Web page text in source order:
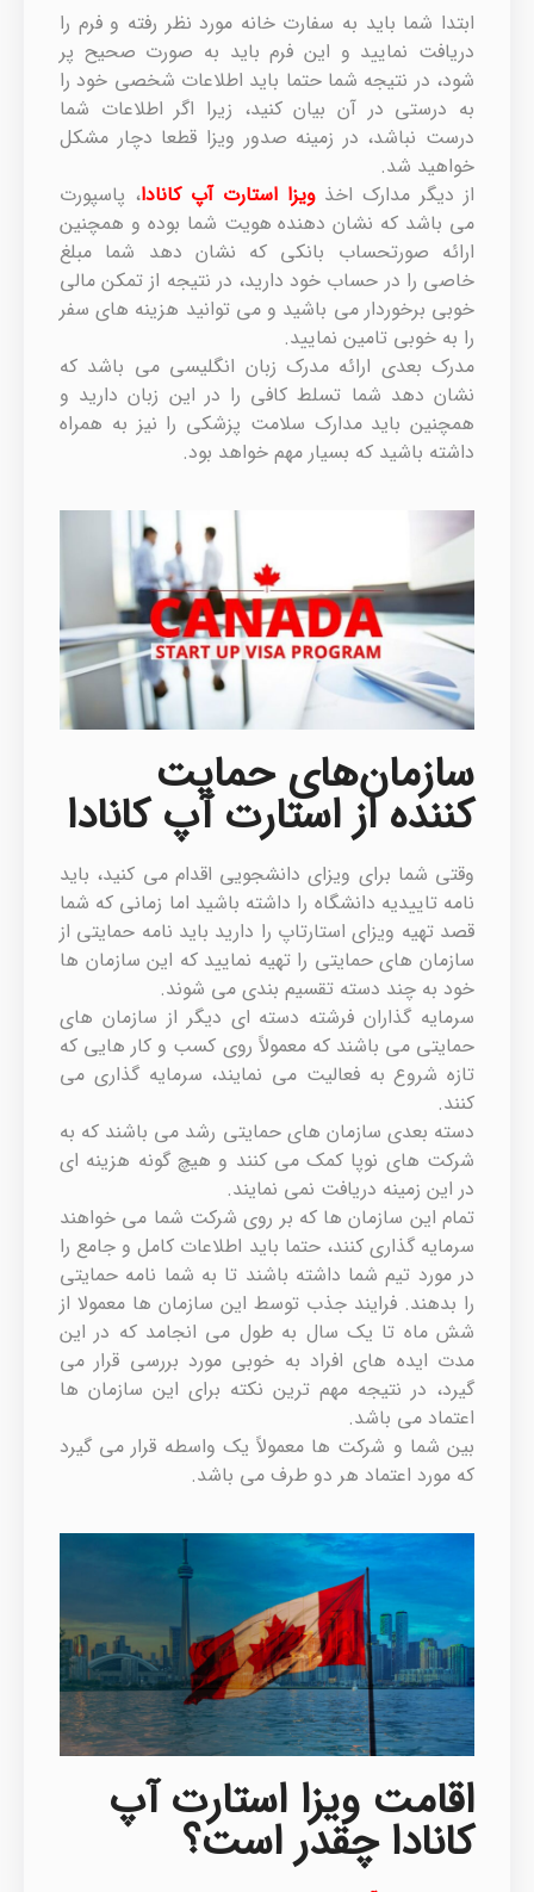
ابتدا شما باید به سفارت خانه مورد نظر رفته و فرم را
دریافت نمایید و این فرم باید به صورت صحیح پر
شود، در نتیجه شما حتما باید اطلاعات شخصی خود را
به درستی در آن بیان کنید، زیرا اگر اطلاعات شما
درست نباشد، در زمینه صدور ویزا قطعا دچار مشکل
خواهید شد.
از دیگر مدارک اخذ ویزا استارت آپ کانادا، پاسپورت
می باشد که نشان دهنده هویت شما بوده و همچنین
ارائه صورتحساب بانکی که نشان دهد شما مبلغ
خاصی را در حساب خود دارید، در نتیجه از تمکن مالی
خوبی برخوردار می باشید و می توانید هزینه های سفر
را به خوبی تامین نمایید.
مدرک بعدی ارائه مدرک زبان انگلیسی می باشد که
نشان دهد شما تسلط کافی را در این زبان دارید و
همچنین باید مدارک سلامت پزشکی را نیز به همراه
داشته باشید که بسیار مهم خواهد بود.
سازمان‌های حمایت‌
کننده از استارت آپ کانادا
وقتی شما برای ویزای دانشجویی اقدام می کنید، باید
نامه تاییدیه دانشگاه را داشته باشید اما زمانی که شما
قصد تهیه ویزای استارتاپ را دارید باید نامه حمایتی از
سازمان های حمایتی را تهیه نمایید که این سازمان ها
خود به چند دسته تقسیم بندی می شوند.
سرمایه گذاران فرشته دسته ای دیگر از سازمان های
حمایتی می باشند که معمولاً روی کسب و کار هایی که
تازه شروع به فعالیت می نمایند، سرمایه گذاری می
کنند.
دسته بعدی سازمان های حمایتی رشد می باشند که به
شرکت های نوپا کمک می کنند و هیچ گونه هزینه ای
در این زمینه دریافت نمی نمایند.
تمام این سازمان ها که بر روی شرکت شما می خواهند
سرمایه گذاری کنند، حتما باید اطلاعات کامل و جامع را
در مورد تیم شما داشته باشند تا به شما نامه حمایتی
را بدهند. فرایند جذب توسط این سازمان ها معمولا از
شش ماه تا یک سال به طول می انجامد که در این
مدت ایده های افراد به خوبی مورد بررسی قرار می
گیرد، در نتیجه مهم ترین نکته برای این سازمان ها
اعتماد می باشد.
بین شما و شرکت ها معمولاً یک واسطه قرار می گیرد
که مورد اعتماد هر دو طرف می باشد.
اقامت ویزا استارت آپ
کانادا چقدر است؟